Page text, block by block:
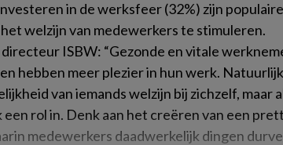
in de werksfeer (32%) zijn
welzijn van medewerkers te stimuleren.
ISBW: “Gezonde en vitale
hebben meer plezier in hun werk.
van iemands welzijn bij zichzelf, maar
een rol in. Denk aan het creëren van een
medewerkers daadwerkelijk dingen